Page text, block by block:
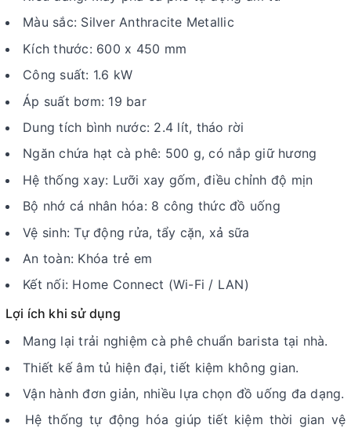
Màu sắc: Silver Anthracite Metallic
Kích thước: 600 x 450 mm
Công suất: 1.6 kW
Áp suất bơm: 19 bar
Dung tích bình nước: 2.4 lít, tháo rời
Ngăn chứa hạt cà phê: 500 g, có nắp giữ hương
Hệ thống xay: Lưỡi xay gốm, điều chỉnh độ mịn
Bộ nhớ cá nhân hóa: 8 công thức đồ uống
Vệ sinh: Tự động rửa, tẩy cặn, xả sữa
An toàn: Khóa trẻ em
Kết nối: Home Connect (Wi-Fi / LAN)
Lợi ích khi sử dụng
Mang lại trải nghiệm cà phê chuẩn barista tại nhà.
Thiết kế âm tủ hiện đại, tiết kiệm không gian.
Vận hành đơn giản, nhiều lựa chọn đồ uống đa dạng.
Hệ thống tự động hóa giúp tiết kiệm thời gian vệ